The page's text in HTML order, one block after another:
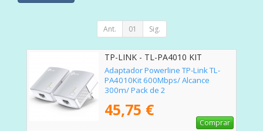
Ant. 01 Sig.
TP-LINK - TL-PA4010 KIT
Adaptador Powerline TP-Link TL-
PA4010Kit 600Mbps/ Alcance
300m/ Pack de 2
45,75 €
Comprar